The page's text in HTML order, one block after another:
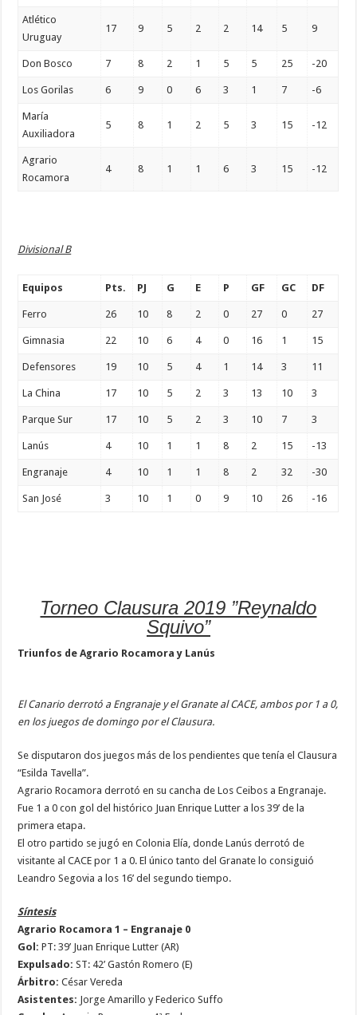
Atlético
Uruguay
17 9 5 2 2 14 5 9
Don Bosco 7 8 2 1 5 5 25 -20
Los Gorilas 6 9 0 6 3 1 7 -6
María
Auxiliadora
5 8 1 2 5 3 15 -12
Agrario
Rocamora
4 8 1 1 6 3 15 -12
Divisional B
Equipos Pts. PJ G E P GF GC DF
Ferro 26 10 8 2 0 27 0 27
Gimnasia 22 10 6 4 0 16 1 15
Defensores 19 10 5 4 1 14 3 11
La China 17 10 5 2 3 13 10 3
Parque Sur 17 10 5 2 3 10 7 3
Lanús 4 10 1 1 8 2 15 -13
Engranaje 4 10 1 1 8 2 32 -30
San José 3 10 1 0 9 10 26 -16
Torneo Clausura 2019 ”Reynaldo
Squivo”
Triunfos de Agrario Rocamora y Lanús
El Canario derrotó a Engranaje y el Granate al CACE, ambos por 1 a 0,
en los juegos de domingo por el Clausura.
Se disputaron dos juegos más de los pendientes que tenía el Clausura
“Esilda Tavella”.
Agrario Rocamora derrotó en su cancha de Los Ceibos a Engranaje.
Fue 1 a 0 con gol del histórico Juan Enrique Lutter a los 39’ de la
primera etapa.
El otro partido se jugó en Colonia Elía, donde Lanús derrotó de
visitante al CACE por 1 a 0. El único tanto del Granate lo consiguió
Leandro Segovia a los 16’ del segundo tiempo.
Síntesis
Agrario Rocamora 1 – Engranaje 0
Gol: PT: 39’ Juan Enrique Lutter (AR)
Expulsado: ST: 42’ Gastón Romero (E)
Árbitro: César Vereda
Asistentes: Jorge Amarillo y Federico Suffo